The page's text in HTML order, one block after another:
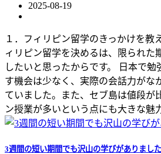
2025-08-19
１．フィリピン留学のきっかけを教
ィリピン留学を決めるは、限られた
したいと思ったからです。 日本で
す機会は少なく、実際の会話力がな
ていました。また、セブ島は値段が
ン授業が多いという点にも大きな魅
3週間の短い期間でも沢山の学びがありました